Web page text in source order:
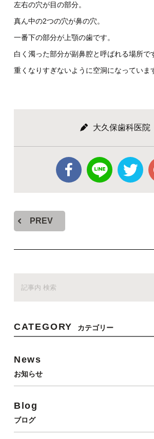
左右の穴が目の部分。
真ん中の2つの穴が鼻の穴。
一番下の部分が上顎の歯です。
白く濁った部分が副鼻腔と呼ばれる場所で
重くなりすぎないように空洞になっていま
大久保歯科医院
PREV
CATEGORY カテゴリー
News
お知らせ
Blog
ブログ